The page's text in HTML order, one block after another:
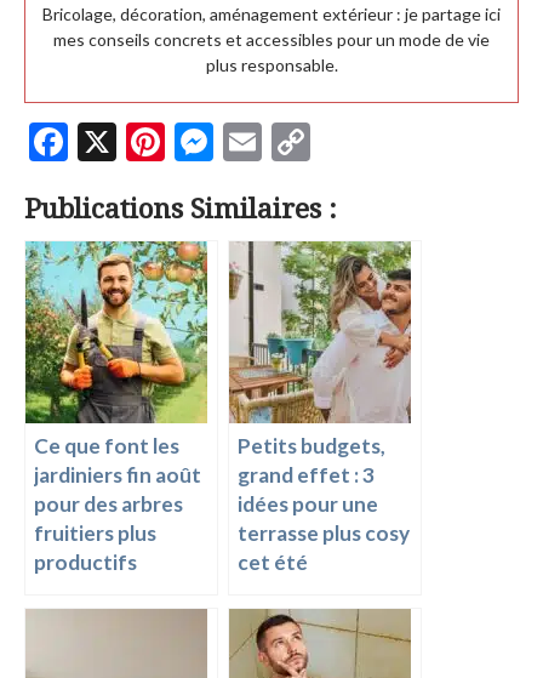
Bricolage, décoration, aménagement extérieur : je partage ici
mes conseils concrets et accessibles pour un mode de vie
plus responsable.
F
e
b
o
o
k
X
Pi
er
es
t
M
se
n
g
er
E
ai
l
p
y
Li
n
k
Publications Similaires :
Ce que font les
jardiniers fin août
pour des arbres
fruitiers plus
productifs
Petits budgets,
grand effet : 3
idées pour une
terrasse plus cosy
cet été